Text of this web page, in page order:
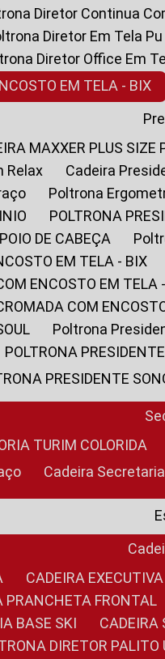
Diretor Continua
Diretor Em Tela
Diretor Office Em
EM TELA - BIX
MAXXER PLUS SIZE
Relax
Cadeira
Poltrona
POLTRONA
DE CABEÇA
EM TELA - BIX
ENCOSTO EM TELA
COM
Poltrona
POLTRONA
PRESIDENTE
TURIM COLORIDA
Cadeira
CADEIRA
PRANCHETA FRONTAL
BASE SKI
DIRETOR